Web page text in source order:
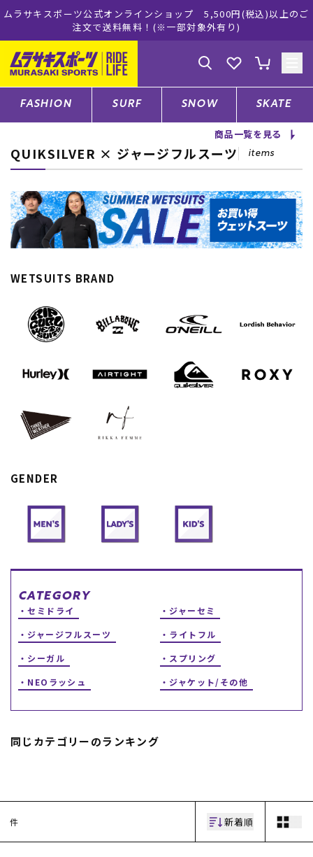
ツ公式オンラインショップ 5,500円(税込)以上のご
注文で送料無料！(※一部対象外有り)
ムラサキスポ
ゲスト様
ログイン 会員登録
店舗一覧
CATEGORY
スノーTOP
スケートTOP
ブランド一覧
RIDE LIFE MAGAZINE一
スタッフスナップ
中古/アウトレット サー
中古/アウトレット スノ
店頭受取サービス
アフターサポート
下取り保証について
店舗一覧
FASHION SURF SNOW SKATE
商品一覧を見る
QUIKSILVER × ジャージフルスーツ items
WETSUITS BRAND
GENDER
CATEGORY
セミドライ
ジャーセミ
ジャージフルスーツ
ライトフル
シーガル
スプリング
NEOラッシュ
ジャケット/その他
同じカテゴリーのランキング
件 新着順